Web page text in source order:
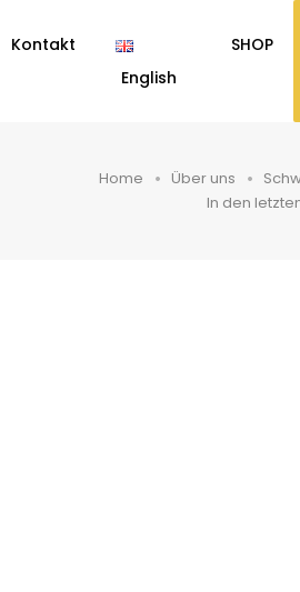
Kontakt
English
SHOP
Home Über uns
In den